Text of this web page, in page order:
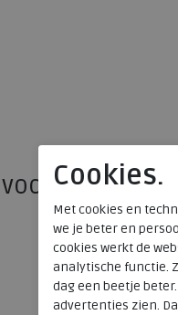
u?
Cookies.
Met cookies en
we je beter en
cookies werkt de
analytische functie.
dag een beetje
advertenties zien.